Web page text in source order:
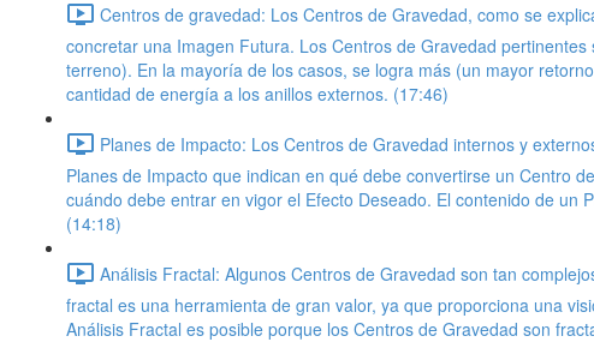
Centros de gravedad: Los Centros de Gravedad, como se
concretar una Imagen Futura. Los Centros de Gravedad
terreno). En la mayoría de los casos, se logra más (un mayor
cantidad de energía a los anillos externos. (17:46)
Planes de Impacto: Los Centros de Gravedad internos y
Planes de Impacto que indican en qué debe convertirse un Centro
cuándo debe entrar en vigor el Efecto Deseado. El contenido de
(14:18)
Análisis Fractal: Algunos Centros de Gravedad son tan
fractal es una herramienta de gran valor, ya que proporciona una
Análisis Fractal es posible porque los Centros de Gravedad son